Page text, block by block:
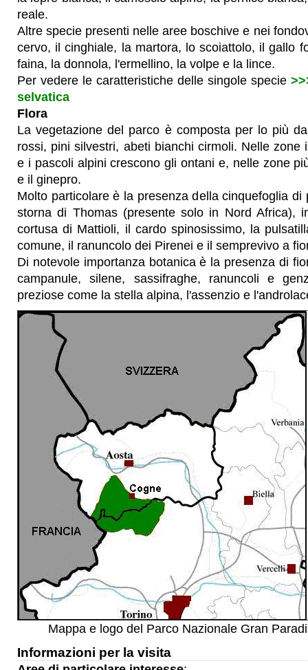
reale.
Altre specie presenti nelle aree boschive e nei
cervo, il cinghiale, la martora, lo scoiattolo, il gallo
faina, la donnola, l'ermellino, la volpe e la lince.
Per vedere le caratteristiche delle singole specie
selvatica
Flora
La vegetazione del parco è composta per lo più
rossi, pini silvestri, abeti bianchi cirmoli. Nelle zone
e i pascoli alpini crescono gli ontani e, nelle zone
e il ginepro.
Molto particolare è la presenza della cinquefoglia di
storna di Thomas (presente solo in Nord Africa),
cortusa di Mattioli, il cardo spinosissimo, la
comune, il ranuncolo dei Pirenei e il semprevivo a
Di notevole importanza botanica è la presenza di
campanule, silene, sassifraghe, ranuncoli e
preziose come la stella alpina, l'assenzio e
Mappa e logo del Parco Nazionale Gran
Informazioni per la visita